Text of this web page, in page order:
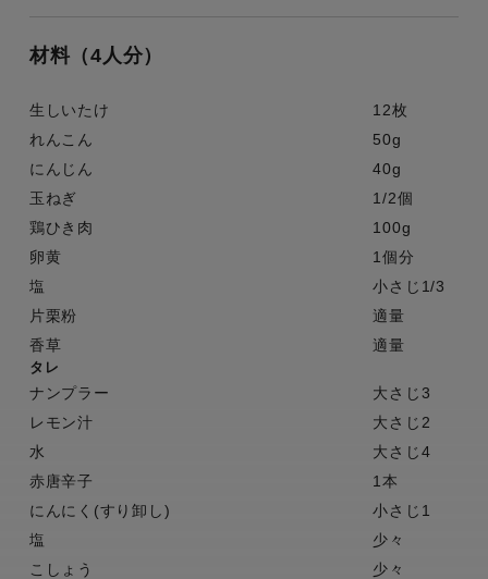
材料（4人分）
生しいたけ
12枚
れんこん
50g
にんじん
40g
玉ねぎ
1/2個
鶏ひき肉
100g
卵黄
1個分
塩
小さじ1/3
片栗粉
適量
香草
適量
タレ
ナンプラー
大さじ3
レモン汁
大さじ2
水
大さじ4
赤唐辛子
1本
にんにく(すり卸し)
小さじ1
塩
少々
こしょう
少々